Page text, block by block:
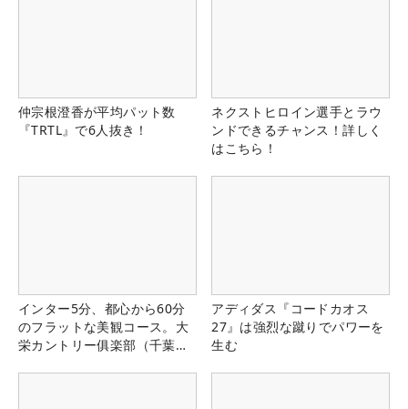
仲宗根澄香が平均パット数
『TRTL』で6人抜き！
ネクストヒロイン選手とラウ
ンドできるチャンス！詳しく
はこちら！
インター5分、都心から60分
のフラットな美観コース。大
栄カントリー俱楽部（千葉
アディダス『コードカオス
27』は強烈な蹴りでパワーを
生む